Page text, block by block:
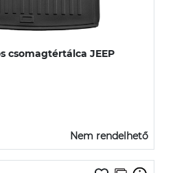
csomagtértálca JEEP
Nem rendelhető